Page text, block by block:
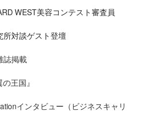
WEST美容コンテスト審査員
対談ゲスト登壇
誌掲載
王国』
インタビュー（ビジネスキャリ